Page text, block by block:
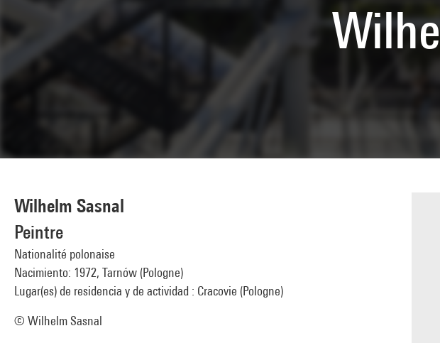
Wilhelm Sasnal
Peintre
Nationalité polonaise
Nacimiento: 1972, Tarnów (Pologne)
Lugar(es) de residencia y de actividad : Cracovie (Pologne)
© Wilhelm Sasnal